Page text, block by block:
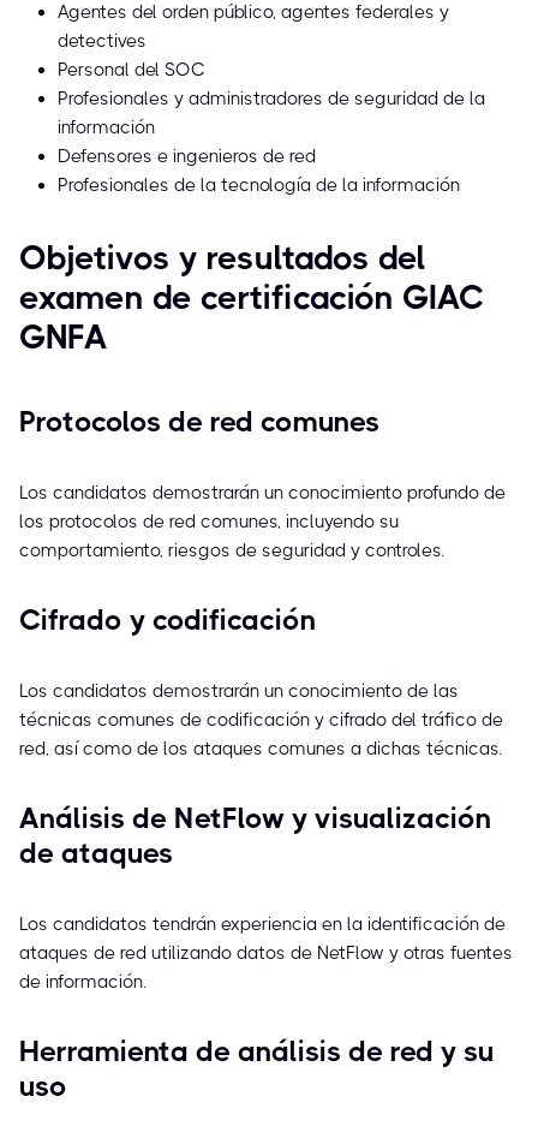
Agentes del orden público, agentes federales y
detectives
Personal del SOC
Profesionales y administradores de seguridad de la
información
Defensores e ingenieros de red
Profesionales de la tecnología de la información
Objetivos y resultados del
examen de certificación GIAC
GNFA
Protocolos de red comunes
Los candidatos demostrarán un conocimiento profundo de
los protocolos de red comunes, incluyendo su
comportamiento, riesgos de seguridad y controles.
Cifrado y codificación
Los candidatos demostrarán un conocimiento de las
técnicas comunes de codificación y cifrado del tráfico de
red, así como de los ataques comunes a dichas técnicas.
Análisis de NetFlow y visualización
de ataques
Los candidatos tendrán experiencia en la identificación de
ataques de red utilizando datos de NetFlow y otras fuentes
de información.
Herramienta de análisis de red y su
uso